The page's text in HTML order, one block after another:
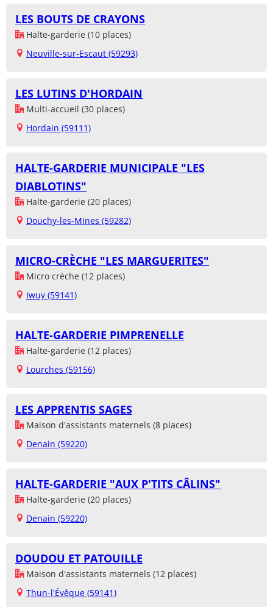
LES BOUTS DE CRAYONS
Halte-garderie (10 places)
Neuville-sur-Escaut (59293)
LES LUTINS D'HORDAIN
Multi-accueil (30 places)
Hordain (59111)
HALTE-GARDERIE MUNICIPALE "LES
DIABLOTINS"
Halte-garderie (20 places)
Douchy-les-Mines (59282)
MICRO-CRÈCHE "LES MARGUERITES"
Micro crèche (12 places)
Iwuy (59141)
HALTE-GARDERIE PIMPRENELLE
Halte-garderie (12 places)
Lourches (59156)
LES APPRENTIS SAGES
Maison d'assistants maternels (8 places)
Denain (59220)
HALTE-GARDERIE "AUX P'TITS CÂLINS"
Halte-garderie (20 places)
Denain (59220)
DOUDOU ET PATOUILLE
Maison d'assistants maternels (12 places)
Thun-l'Évêque (59141)